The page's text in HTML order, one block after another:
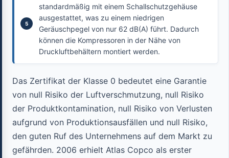
standardmäßig mit einem Schallschutzgehäuse
ausgestattet, was zu einem niedrigen
Geräuschpegel von nur 62 dB(A) führt. Dadurch
können die Kompressoren in der Nähe von
Druckluftbehältern montiert werden.
Das Zertifikat der Klasse 0 bedeutet eine Garantie
von null Risiko der Luftverschmutzung, null Risiko
der Produktkontamination, null Risiko von Verlusten
aufgrund von Produktionsausfällen und null Risiko,
den guten Ruf des Unternehmens auf dem Markt zu
gefährden. 2006 erhielt Atlas Copco als erster